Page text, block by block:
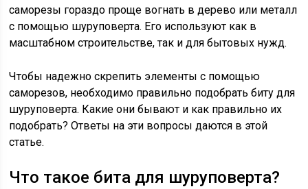
саморезы гораздо проще вогнать в дерево или металл
с помощью шуруповерта. Его используют как в
масштабном строительстве, так и для бытовых нужд.
Чтобы надежно скрепить элементы с помощью
саморезов, необходимо правильно подобрать биту для
шуруповерта. Какие они бывают и как правильно их
подобрать? Ответы на эти вопросы даются в этой
статье.
Что такое бита для шуруповерта?